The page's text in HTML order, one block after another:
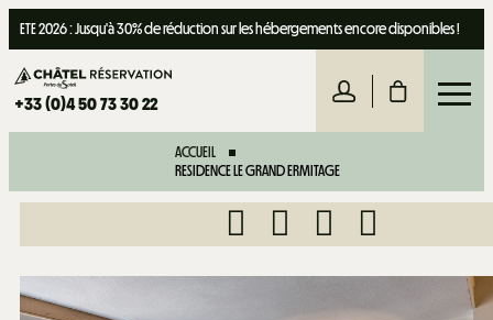
ETE 2026 : Jusqu'à 30% de réduction sur les hébergements encore disponibles !
+33 (0)4 50 73 30 22
ACCUEIL
RESIDENCE LE GRAND ERMITAGE